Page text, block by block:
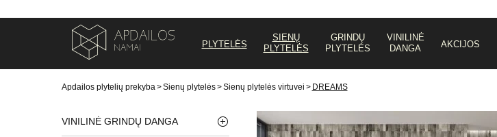
PLYTELĖS
SIENŲ
PLYTELĖS
GRINDŲ
PLYTELĖS
VINILINĖ
DANGA
AKCIJOS
Apdailos plytelių prekyba >Sienų plytelės>Sienų plytelės virtuvei > DREAMS
VINILINĖ GRINDŲ DANGA